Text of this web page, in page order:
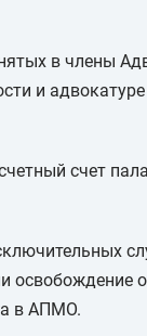
в члены
и
счет
освобождение
в АПМО.